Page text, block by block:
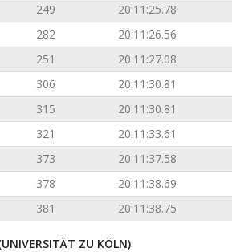
249 20:11:25.78
282 20:11:26.56
251 20:11:27.08
306 20:11:30.81
315 20:11:30.81
321 20:11:33.61
373 20:11:37.58
378 20:11:38.69
381 20:11:38.75
ZU KÖLN)